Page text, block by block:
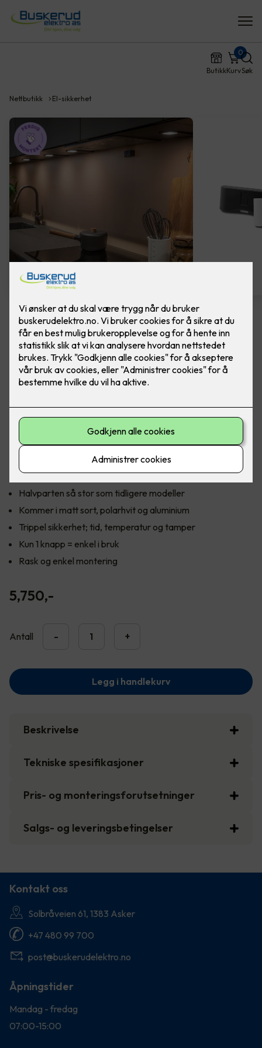
ButikkKurv
0
Søk
Nettbutikk El-sikkerhet
Komfyrvakt mKomfy Wally
m/trådløs sensor
Komfyrvakt mKomfy 25 Wally fra CTM Lyng.
CTM Lyngs nyeste komfyrvakt mKomfy Wally er halvparten
så stor som forgjengeren, med en sensor som kun er 81 mm
lang. Den har et tredobbelt sikkerhetssystem i form av
timerfunksjon, vakt for overtemperatur og tampersikring
som forhindrer bruk hvis sensoren fjernes.
Halvparten så stor som tidligere modeller
Kommer i matt sort, polarhvit og aluminium
Trippel sikkerhet; tid, temperatur og tamper
Kun 1 knapp = enkel i bruk
Rask og enkel montering
5,750,-
Antall - +
Legg i handlekurv
Beskrivelse
Tekniske spesifikasjoner
Pris- og monteringsforutsetninger
Salgs- og leveringsbetingelser
Kontakt oss
Solbråveien 61, 1383 Asker
+47 480 99 700
post@buskerudelektro.no
Åpningstider
Mandag - fredag
07:00-15:00